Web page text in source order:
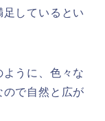
しているとい
うに、色々な
ので自然と広が